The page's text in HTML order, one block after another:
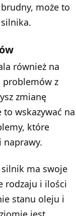
może to
również na
problemów z
zmianę
wskazywać na
które
silnik ma swoje
rodzaju i ilości
stanu oleju i